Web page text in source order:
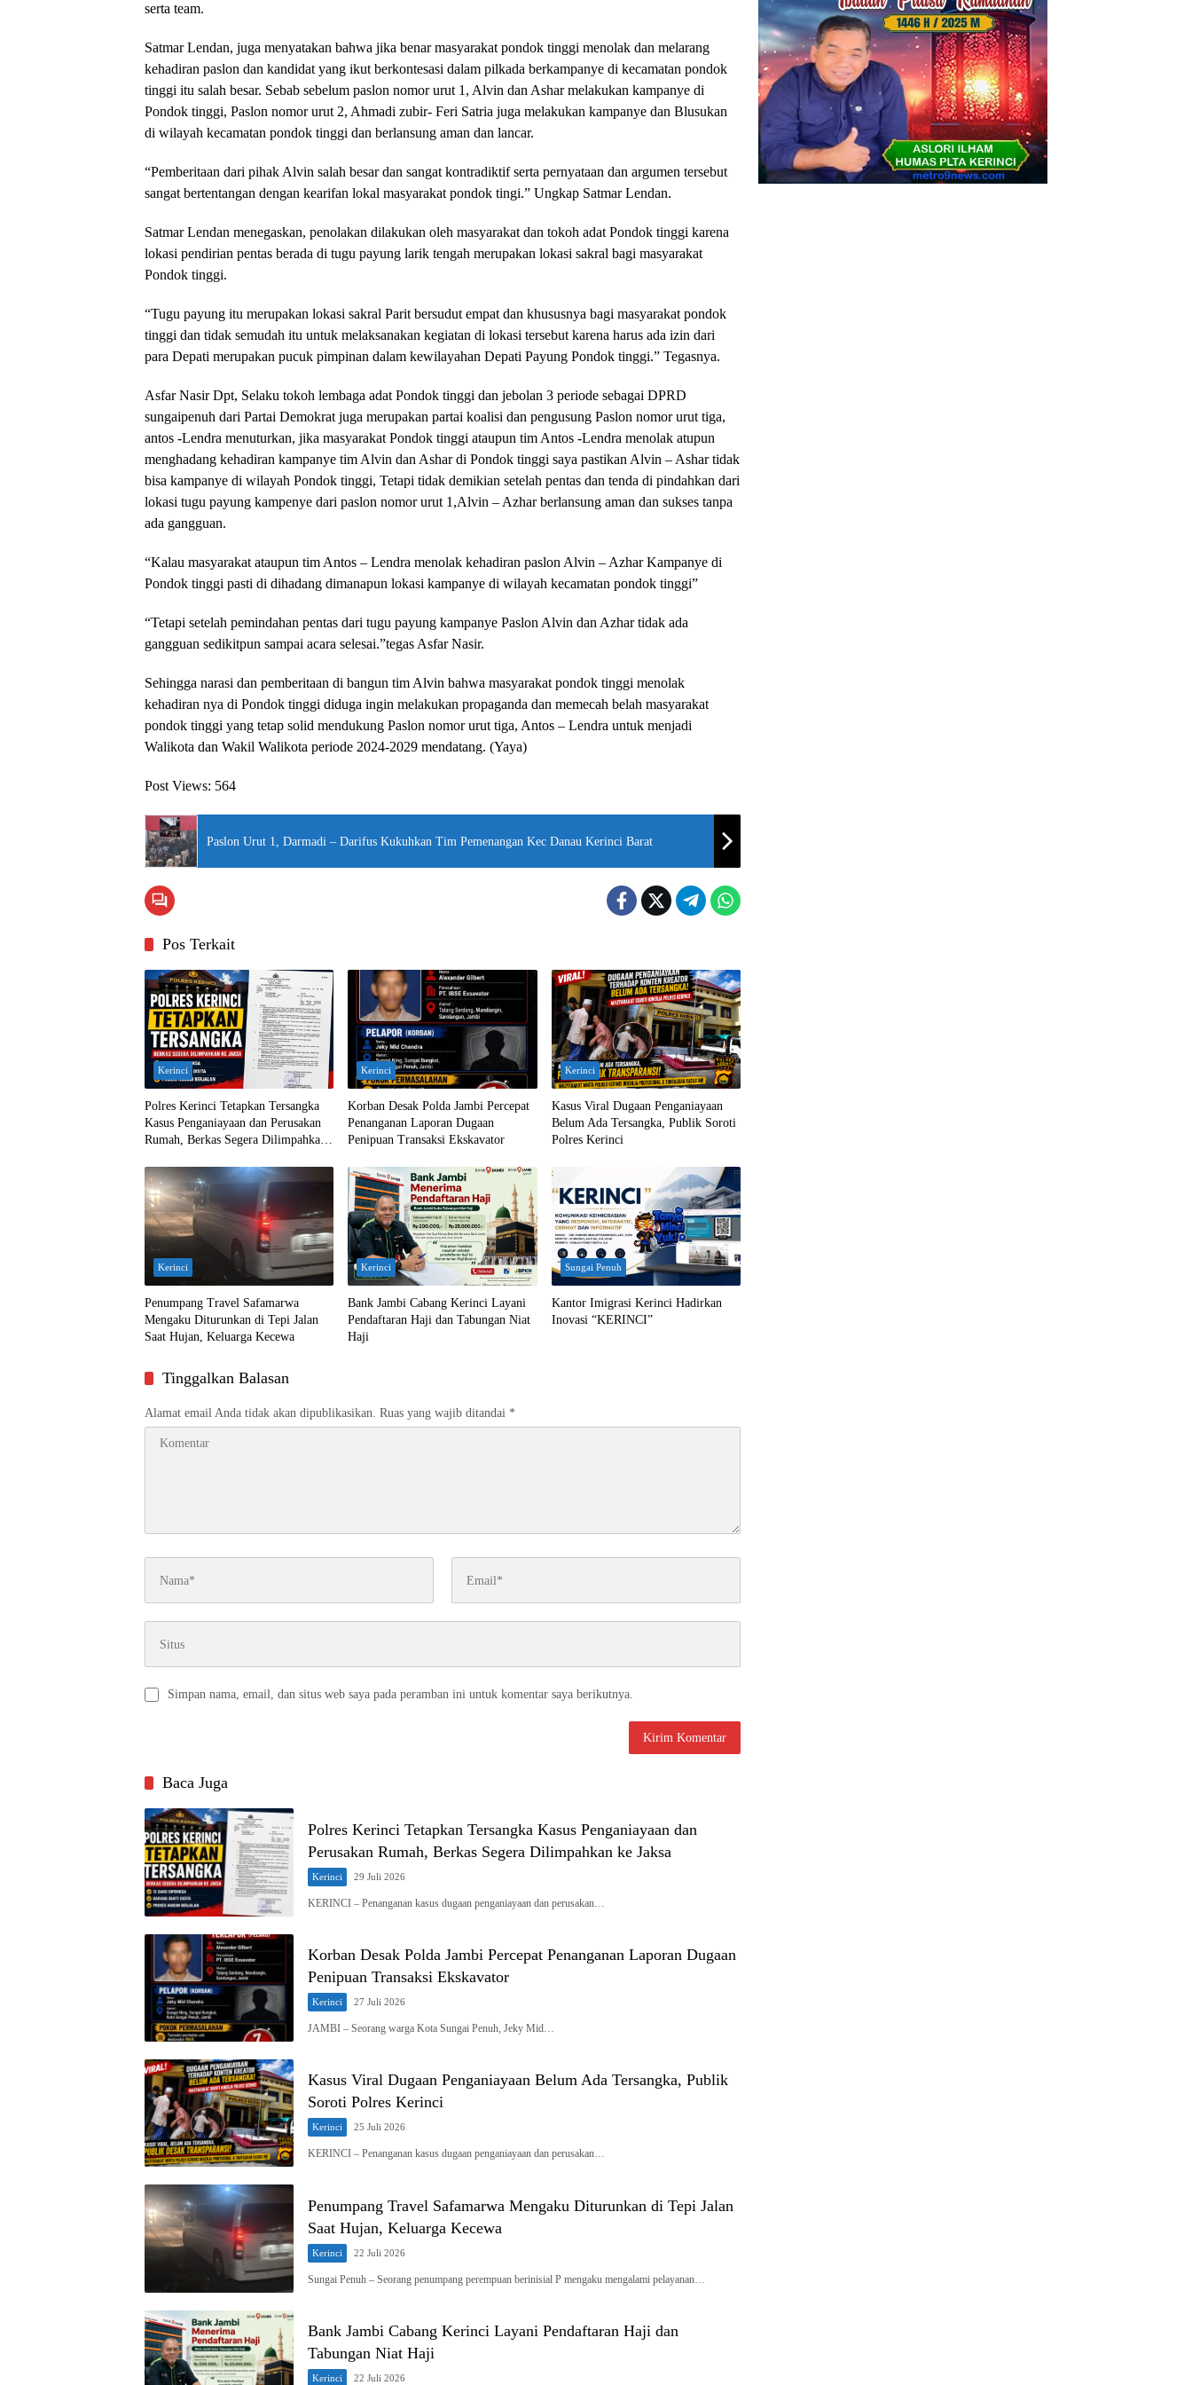
serta team.
Satmar Lendan, juga menyatakan bahwa jika benar masyarakat pondok tinggi menolak dan melarang
kehadiran paslon dan kandidat yang ikut berkontesasi dalam pilkada berkampanye di kecamatan pondok
tinggi itu salah besar. Sebab sebelum paslon nomor urut 1, Alvin dan Ashar melakukan kampanye di
Pondok tinggi, Paslon nomor urut 2, Ahmadi zubir- Feri Satria juga melakukan kampanye dan Blusukan
di wilayah kecamatan pondok tinggi dan berlansung aman dan lancar.
“Pemberitaan dari pihak Alvin salah besar dan sangat kontradiktif serta pernyataan dan argumen tersebut
sangat bertentangan dengan kearifan lokal masyarakat pondok tingi.” Ungkap Satmar Lendan.
Satmar Lendan menegaskan, penolakan dilakukan oleh masyarakat dan tokoh adat Pondok tinggi karena
lokasi pendirian pentas berada di tugu payung larik tengah merupakan lokasi sakral bagi masyarakat
Pondok tinggi.
“Tugu payung itu merupakan lokasi sakral Parit bersudut empat dan khususnya bagi masyarakat pondok
tinggi dan tidak semudah itu untuk melaksanakan kegiatan di lokasi tersebut karena harus ada izin dari
para Depati merupakan pucuk pimpinan dalam kewilayahan Depati Payung Pondok tinggi.” Tegasnya.
Asfar Nasir Dpt, Selaku tokoh lembaga adat Pondok tinggi dan jebolan 3 periode sebagai DPRD
sungaipenuh dari Partai Demokrat juga merupakan partai koalisi dan pengusung Paslon nomor urut tiga,
antos -Lendra menuturkan, jika masyarakat Pondok tinggi ataupun tim Antos -Lendra menolak atupun
menghadang kehadiran kampanye tim Alvin dan Ashar di Pondok tinggi saya pastikan Alvin – Ashar tidak
bisa kampanye di wilayah Pondok tinggi, Tetapi tidak demikian setelah pentas dan tenda di pindahkan dari
lokasi tugu payung kampenye dari paslon nomor urut 1,Alvin – Azhar berlansung aman dan sukses tanpa
ada gangguan.
“Kalau masyarakat ataupun tim Antos – Lendra menolak kehadiran paslon Alvin – Azhar Kampanye di
Pondok tinggi pasti di dihadang dimanapun lokasi kampanye di wilayah kecamatan pondok tinggi”
“Tetapi setelah pemindahan pentas dari tugu payung kampanye Paslon Alvin dan Azhar tidak ada
gangguan sedikitpun sampai acara selesai.”tegas Asfar Nasir.
Sehingga narasi dan pemberitaan di bangun tim Alvin bahwa masyarakat pondok tinggi menolak
kehadiran nya di Pondok tinggi diduga ingin melakukan propaganda dan memecah belah masyarakat
pondok tinggi yang tetap solid mendukung Paslon nomor urut tiga, Antos – Lendra untuk menjadi
Walikota dan Wakil Walikota periode 2024-2029 mendatang. (Yaya)
Post Views: 564
Paslon Urut 1, Darmadi – Darifus Kukuhkan Tim Pemenangan Kec Danau Kerinci Barat
Pos Terkait
Kerinci
Polres Kerinci Tetapkan Tersangka
Kasus Penganiayaan dan Perusakan
Rumah, Berkas Segera Dilimpahkan
Kerinci
Korban Desak Polda Jambi Percepat
Penanganan Laporan Dugaan
Penipuan Transaksi Ekskavator
Kerinci
Kasus Viral Dugaan Penganiayaan
Belum Ada Tersangka, Publik Soroti
Polres Kerinci
Kerinci
Penumpang Travel Safamarwa
Mengaku Diturunkan di Tepi Jalan
Saat Hujan, Keluarga Kecewa
Kerinci
Bank Jambi Cabang Kerinci Layani
Pendaftaran Haji dan Tabungan Niat
Haji
Sungai Penuh
Kantor Imigrasi Kerinci Hadirkan
Inovasi “KERINCI”
Tinggalkan Balasan
Alamat email Anda tidak akan dipublikasikan. Ruas yang wajib ditandai *
Simpan nama, email, dan situs web saya pada peramban ini untuk komentar saya berikutnya.
Baca Juga
Polres Kerinci Tetapkan Tersangka Kasus Penganiayaan dan
Perusakan Rumah, Berkas Segera Dilimpahkan ke Jaksa
Kerinci 29 Juli 2026
KERINCI – Penanganan kasus dugaan penganiayaan dan perusakan…
Korban Desak Polda Jambi Percepat Penanganan Laporan Dugaan
Penipuan Transaksi Ekskavator
Kerinci 27 Juli 2026
JAMBI – Seorang warga Kota Sungai Penuh, Jeky Mid…
Kasus Viral Dugaan Penganiayaan Belum Ada Tersangka, Publik
Soroti Polres Kerinci
Kerinci 25 Juli 2026
KERINCI – Penanganan kasus dugaan penganiayaan dan perusakan…
Penumpang Travel Safamarwa Mengaku Diturunkan di Tepi Jalan
Saat Hujan, Keluarga Kecewa
Kerinci 22 Juli 2026
Sungai Penuh – Seorang penumpang perempuan berinisial P mengaku mengalami pelayanan…
Bank Jambi Cabang Kerinci Layani Pendaftaran Haji dan
Tabungan Niat Haji
Kerinci 22 Juli 2026